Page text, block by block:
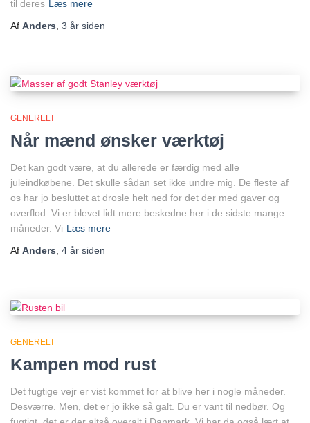
til deres Læs mere
Af Anders, 3 år siden
GENERELT
Når mænd ønsker værktøj
Det kan godt være, at du allerede er færdig med alle
juleindkøbene. Det skulle sådan set ikke undre mig. De fleste af
os har jo besluttet at drosle helt ned for det der med gaver og
overflod. Vi er blevet lidt mere beskedne her i de sidste mange
måneder. Vi Læs mere
Af Anders 4 år siden
GENERELT
Kampen mod rust
Det fugtige vejr er vist kommet for at blive her i nogle måneder.
Desværre. Men, det er jo ikke så galt. Du er vant til nedbør. Og